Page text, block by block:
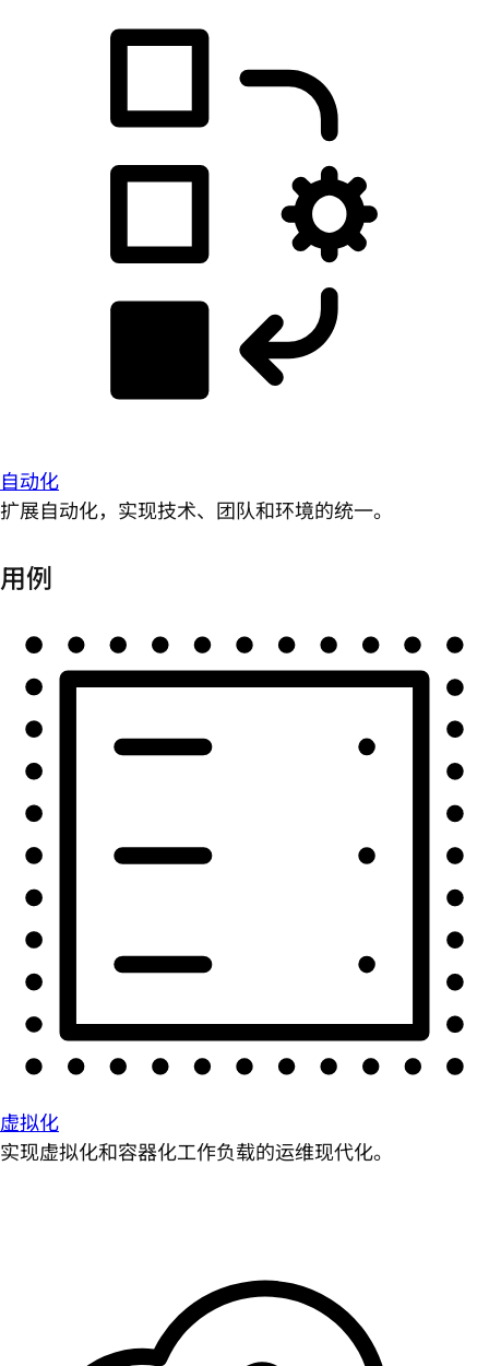
自动化
扩展自动化，实现技术、团队和环境的统一。
用例
虚拟化
实现虚拟化和容器化工作负载的运维现代化。